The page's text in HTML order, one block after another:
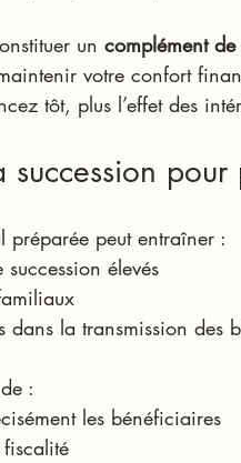
un complément
votre confort
tôt, plus l’effet des
pour
préparée peut entraîner :
succession élevés
dans la transmission des
:
les bénéficiaires